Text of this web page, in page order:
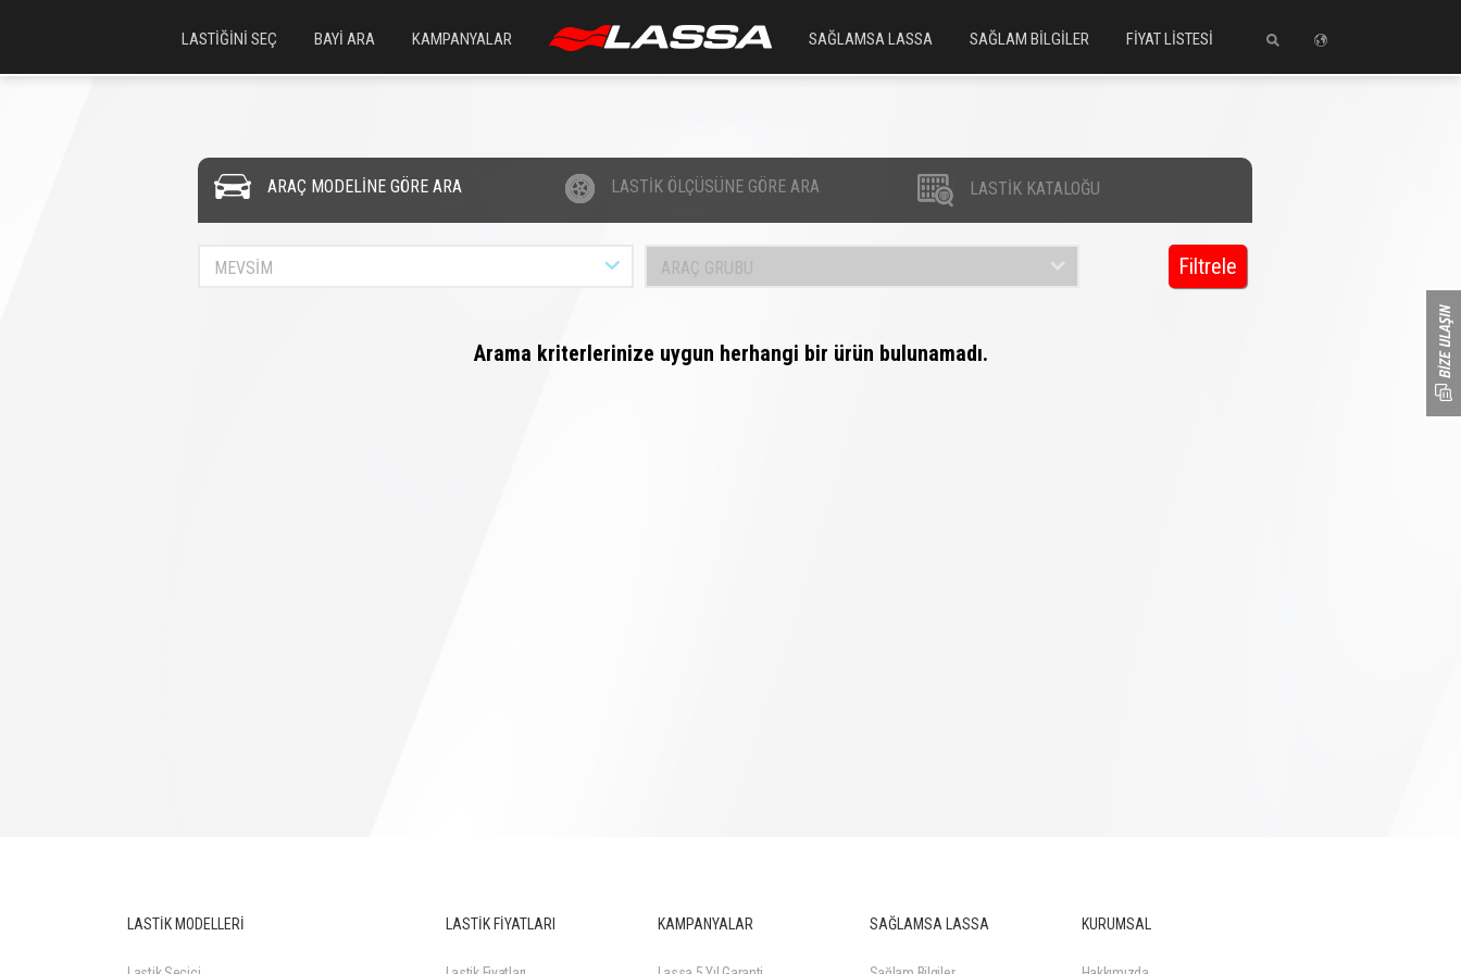
LASTİĞİNİ SEÇ BAYİ ARA KAMPANYALAR SAĞLAMSA LASSA SAĞLAM BİLGİLER FİYAT LİSTESİ
ARAÇ MODELİNE GÖRE ARA LASTİK ÖLÇÜSÜNE GÖRE ARA LASTİK KATALOĞU
MEVSİM ARAÇ GRUBU Filtrele
Arama kriterlerinize uygun herhangi bir ürün bulunamadı.
LASTİK MODELLERİ LASTİK FİYATLARI KAMPANYALAR SAĞLAMSA LASSA KURUMSAL